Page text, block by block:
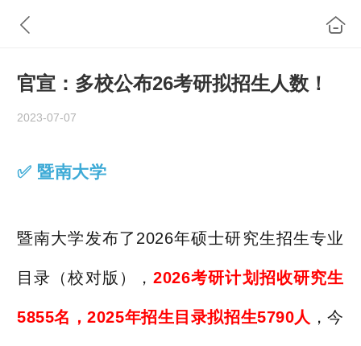
官宣：多校公布26考研拟招生人数！
2023-07-07
✅ 暨南大学
暨南大学发布了2026年硕士研究生招生专业
目录（校对版），2026考研计划招收研究生
5855名 ，2025年招生目录拟招生5790人 ，今